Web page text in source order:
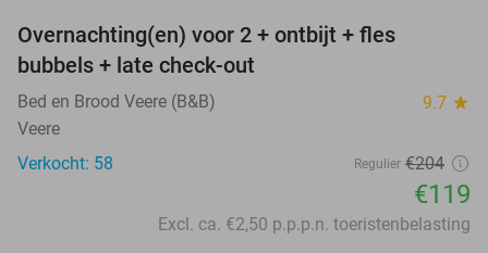
Overnachting(en) voor 2 + ontbijt + fles
bubbels + late check-out
Bed en Brood Veere (B&B) 9.7 star
Veere
Verkocht: 58
Regulier €204
€119
Excl. ca. €2,50 p.p.p.n. toeristenbelasting